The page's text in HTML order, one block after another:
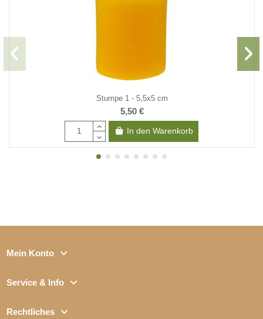
Stumpe 1 - 5,5x5 cm
5,50 €
In den Warenkorb
Mein Konto
Service & Info
Rechtliches